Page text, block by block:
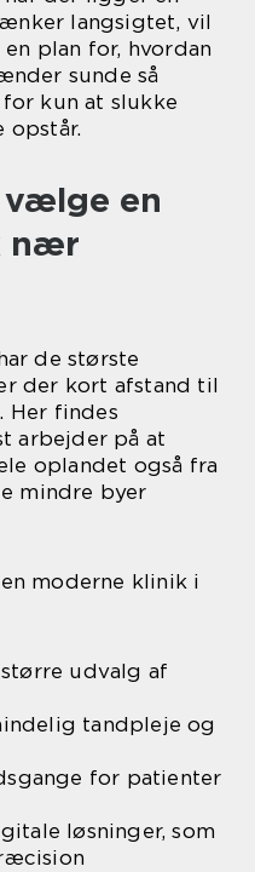
langsigtet, vil
plan for, hvordan
sunde så
kun at slukke
opstår.
vælge en
nær
de største
der kort afstand til
Her findes
arbejder på at
oplandet også fra
mindre byer
moderne klinik i
udvalg af
tandpleje og
for patienter
løsninger, som